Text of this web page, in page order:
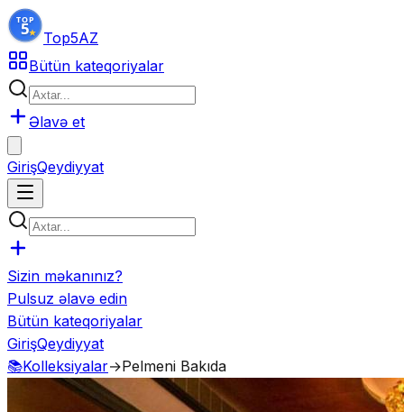
Top5AZ
Bütün kateqoriyalar
Əlavə et
GirişQeydiyyat
Sizin məkanınız?
Pulsuz əlavə edin
Bütün kateqoriyalar
GirişQeydiyyat
📚Kolleksiyalar→Pelmeni Bakıda